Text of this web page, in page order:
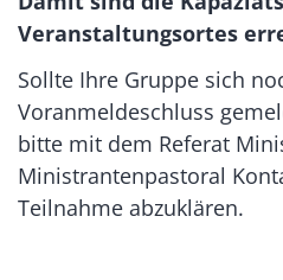
Veranstaltungsortes
Sollte Ihre Gruppe sich
Voranmeldeschluss
bitte mit dem Referat
Ministrantenpastoral
Teilnahme abzuklären.